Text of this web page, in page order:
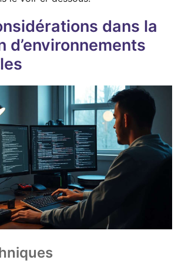
dans la
d’environnements